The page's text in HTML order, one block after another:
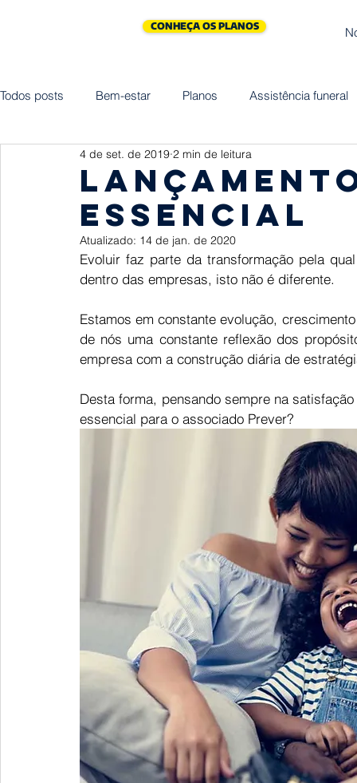
CONHEÇA OS PLANOS
Todos posts Bem-estar Planos Assistência funeral
Cremação Assistências
Maternidade Vida Homenagem
ESSENCIAL
4 de set. de 2019 2 min de leitura
Atualizado: 14 de jan. de 2020
Evoluir faz parte da transformação pela
dentro das empresas, isto não é diferente.
Estamos em constante evolução,
de nós uma constante reflexão dos
empresa com a construção diária de
Desta forma, pensando sempre na
essencial para o associado Prever?